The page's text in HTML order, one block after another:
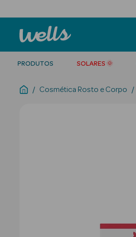
PRODUTOS SOLARES 🌞
Cosmética Rosto e Corpo